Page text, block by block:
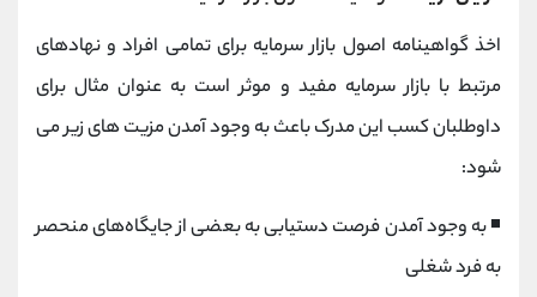
اخذ گواهینامه اصول بازار سرمایه برای تمامی افراد و نهادهای
مرتبط با بازار سرمایه مفید و موثر است به عنوان مثال برای
داوطلبان کسب این مدرک باعث به وجود آمدن مزیت های زیر می
شود:
◾ به وجود آمدن فرصت دستیابی به بعضی از جایگاه‌های منحصر
به فرد شغلی